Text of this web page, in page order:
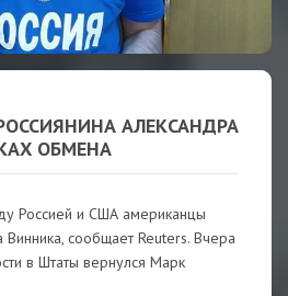
АЛЕКСАНДРА
ОБМЕНА
Россией и США американцы
сообщает Reuters. Вчера
в Штаты вернулся Марк